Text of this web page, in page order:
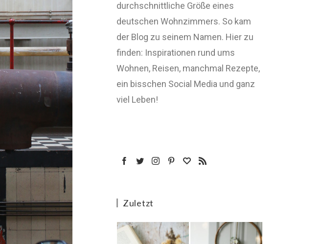
durchschnittliche Größe eines
deutschen Wohnzimmers. So kam
der Blog zu seinem Namen. Hier zu
finden: Inspirationen rund ums
Wohnen, Reisen, manchmal Rezepte,
ein bisschen Social Media und ganz
viel Leben!
Zuletzt